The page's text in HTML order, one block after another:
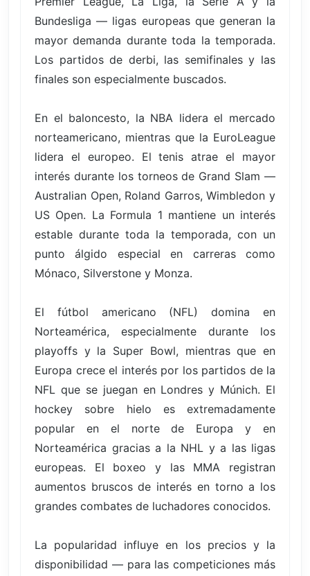
Bundesliga — ligas europeas que generan la
mayor demanda durante toda la temporada.
Los partidos de derbi, las semifinales y las
finales son especialmente buscados.
En el baloncesto, la NBA lidera el mercado
norteamericano, mientras que la EuroLeague
lidera el europeo. El tenis atrae el mayor
interés durante los torneos de Grand Slam —
Australian Open, Roland Garros, Wimbledon y
US Open. La Formula 1 mantiene un interés
estable durante toda la temporada, con un
punto álgido especial en carreras como
Mónaco, Silverstone y Monza.
El fútbol americano (NFL) domina en
Norteamérica, especialmente durante los
playoffs y la Super Bowl, mientras que en
Europa crece el interés por los partidos de la
NFL que se juegan en Londres y Múnich. El
hockey sobre hielo es extremadamente
popular en el norte de Europa y en
Norteamérica gracias a la NHL y a las ligas
europeas. El boxeo y las MMA registran
aumentos bruscos de interés en torno a los
grandes combates de luchadores conocidos.
La popularidad influye en los precios y la
disponibilidad — para las competiciones más